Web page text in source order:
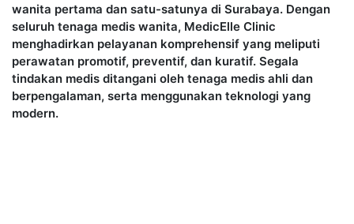
wanita pertama dan satu-satunya di Surabaya. Dengan
seluruh tenaga medis wanita, MedicElle Clinic
menghadirkan pelayanan komprehensif yang meliputi
perawatan promotif, preventif, dan kuratif. Segala
tindakan medis ditangani oleh tenaga medis ahli dan
berpengalaman, serta menggunakan teknologi yang
modern.